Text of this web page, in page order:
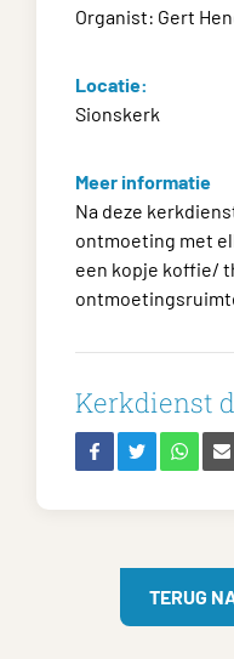
Organist: Gert
Locatie:
Sionskerk
Meer informatie
Na deze
ontmoeting met
een kopje koffie/
Kerkdienst
TERUG